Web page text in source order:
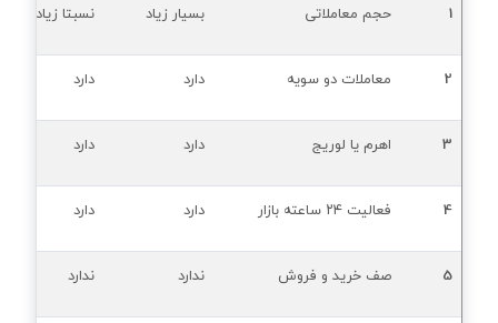
1 حجم معاملاتی بسیار زیاد نسبتا زیاد
2 معاملات دو سویه دارد دارد
3 اهرم یا لوریج دارد دارد
4 فعالیت ۲۴ ساعته بازار دارد دارد
5 صف خرید و فروش ندارد ندارد